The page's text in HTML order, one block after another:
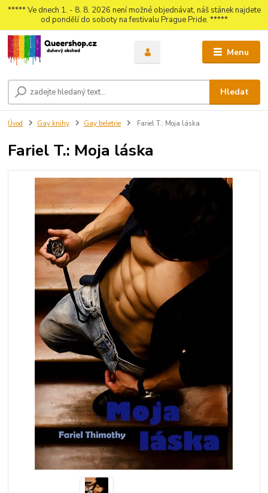
***** Ve dnech 1. - 8. 8. 2026 není možné objednávat, náš stánek najdete
od pondělí do soboty na festivalu Prague Pride. *****
Menu
Hledat
Úvod Gay knihy Gay beletrie Fariel T.: Moja láska
Fariel T.: Moja láska